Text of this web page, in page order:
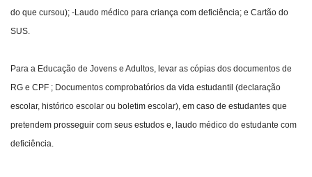
do que cursou); -Laudo médico para criança com deficiência; e Cartão do
SUS.
Para a Educação de Jovens e Adultos, levar as cópias dos documentos de
RG e CPF ; Documentos comprobatórios da vida estudantil (declaração
escolar, histórico escolar ou boletim escolar), em caso de estudantes que
pretendem prosseguir com seus estudos e, laudo médico do estudante com
deficiência.